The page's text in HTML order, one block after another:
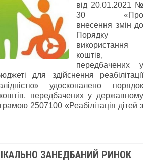
від 20.01.2021 №
30 «Про
внесення змін до
Порядку
використання
коштів,
передбачених у
для здійснення реабілітації
удосконалено порядок
передбачених у державному
2507100 «Реабілітація дітей з
ЗАНЕДБАНИЙ РИНОК